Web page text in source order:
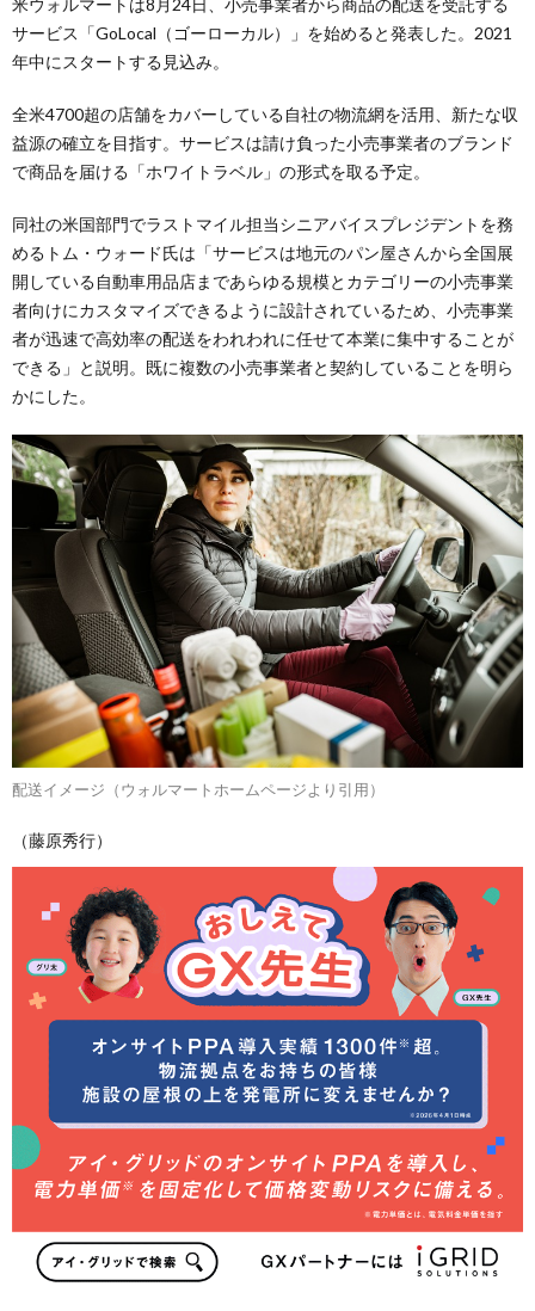
サービス「GoLocal（ゴーローカル）」を始めると発表した。2021
年中にスタートする見込み。
全米4700超の店舗をカバーしている自社の物流網を活用、新たな収
益源の確立を目指す。サービスは請け負った小売事業者のブランド
で商品を届ける「ホワイトラベル」の形式を取る予定。
同社の米国部門でラストマイル担当シニアバイスプレジデントを務
めるトム・ウォード氏は「サービスは地元のパン屋さんから全国展
開している自動車用品店まであらゆる規模とカテゴリーの小売事業
者向けにカスタマイズできるように設計されているため、小売事業
者が迅速で高効率の配送をわれわれに任せて本業に集中することが
できる」と説明。既に複数の小売事業者と契約していることを明ら
かにした。
配送イメージ（ウォルマートホームページより引用）
（藤原秀行）